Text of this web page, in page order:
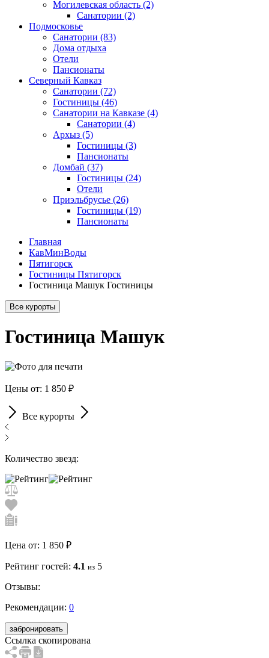
Могилевская область (2)
Санатории (2)
Подмосковье
Санатории (83)
Дома отдыха
Отели
Пансионаты
Северный Кавказ
Санатории (72)
Гостиницы (46)
Санатории на Кавказе (4)
Санатории (4)
Архыз (5)
Гостиницы (3)
Пансионаты
Домбай (37)
Гостиницы (24)
Отели
Приэльбрусье (26)
Гостиницы (19)
Пансионаты
Главная
КавМинВоды
Пятигорск
Гостиницы Пятигорск
Гостиница Машук Гостиницы
Все курорты
Гостиница Машук
Цены от: 1 850 ₽
Все курорты
Количество звезд:
Цена от: 1 850 ₽
Рейтинг гостей: 4.1 из 5
Отзывы:
Рекомендации: 0
забронировать
Ссылка скопирована